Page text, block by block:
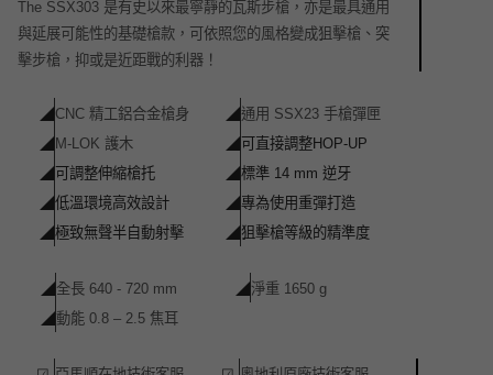
The SSX303 是有史以來最寧靜的瓦斯步槍，亦是最具通用
與延展可能性的基礎槍款，可依照您的風格變成狙擊槍、突
擊步槍，抑或是近距戰的利器！
◢CNC 精工鋁合金槍身 ◢通用 SSX23 手槍彈匣
◢M-LOK 護木 ◢可直接調整HOP-UP
◢可調整伸縮槍托 ◢標準 14 mm 逆牙
◢低溫環境高效設計 ◢專為使用重彈打造
◢極致無聲半自動射擊 ◢狙擊槍等級的精準度
◢全長 640 - 720 mm ◢淨重 1650 g
◢動能 0.8 – 2.5 焦耳